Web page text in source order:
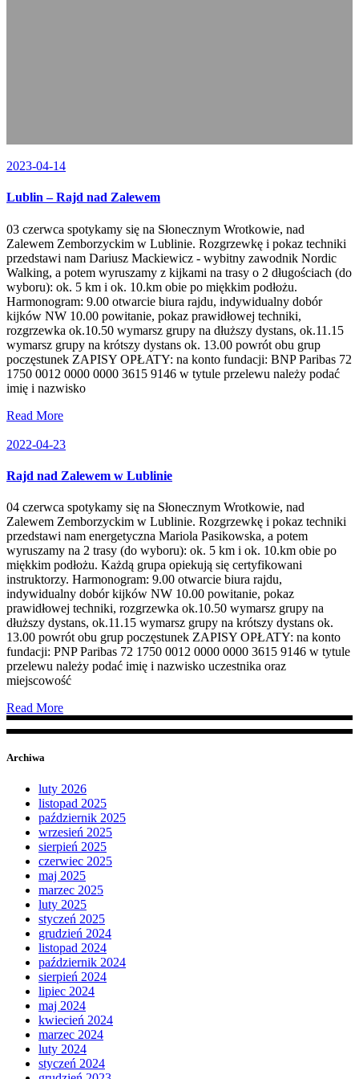
2023-04-14
Lublin – Rajd nad Zalewem
03 czerwca spotykamy się na Słonecznym Wrotkowie, nad
Zalewem Zemborzyckim w Lublinie. Rozgrzewkę i pokaz techniki
przedstawi nam Dariusz Mackiewicz - wybitny zawodnik Nordic
Walking, a potem wyruszamy z kijkami na trasy o 2 długościach (do
wyboru): ok. 5 km i ok. 10.km obie po miękkim podłożu.
Harmonogram: 9.00 otwarcie biura rajdu, indywidualny dobór
kijków NW 10.00 powitanie, pokaz prawidłowej techniki,
rozgrzewka ok.10.50 wymarsz grupy na dłuższy dystans, ok.11.15
wymarsz grupy na krótszy dystans ok. 13.00 powrót obu grup
poczęstunek ZAPISY OPŁATY: na konto fundacji: BNP Paribas 72
1750 0012 0000 0000 3615 9146 w tytule przelewu należy podać
imię i nazwisko
Read More
2022-04-23
Rajd nad Zalewem w Lublinie
04 czerwca spotykamy się na Słonecznym Wrotkowie, nad
Zalewem Zemborzyckim w Lublinie. Rozgrzewkę i pokaz techniki
przedstawi nam energetyczna Mariola Pasikowska, a potem
wyruszamy na 2 trasy (do wyboru): ok. 5 km i ok. 10.km obie po
miękkim podłożu. Każdą grupa opiekują się certyfikowani
instruktorzy. Harmonogram: 9.00 otwarcie biura rajdu,
indywidualny dobór kijków NW 10.00 powitanie, pokaz
prawidłowej techniki, rozgrzewka ok.10.50 wymarsz grupy na
dłuższy dystans, ok.11.15 wymarsz grupy na krótszy dystans ok.
13.00 powrót obu grup poczęstunek ZAPISY OPŁATY: na konto
fundacji: PNP Paribas 72 1750 0012 0000 0000 3615 9146 w tytule
przelewu należy podać imię i nazwisko uczestnika oraz
miejscowość
Read More
Archiwa
luty 2026
listopad 2025
październik 2025
wrzesień 2025
sierpień 2025
czerwiec 2025
maj 2025
marzec 2025
luty 2025
styczeń 2025
grudzień 2024
listopad 2024
październik 2024
sierpień 2024
lipiec 2024
maj 2024
kwiecień 2024
marzec 2024
luty 2024
styczeń 2024